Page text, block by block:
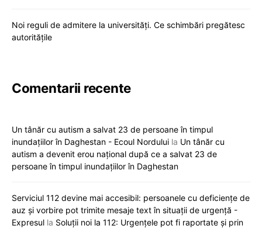
Noi reguli de admitere la universități. Ce schimbări pregătesc
autoritățile
Comentarii recente
Un tânăr cu autism a salvat 23 de persoane în timpul
inundațiilor în Daghestan - Ecoul Nordului la Un tânăr cu
autism a devenit erou național după ce a salvat 23 de
persoane în timpul inundațiilor în Daghestan
Serviciul 112 devine mai accesibil: persoanele cu deficiențe de
auz și vorbire pot trimite mesaje text în situații de urgență -
Expresul la Soluții noi la 112: Urgențele pot fi raportate și prin